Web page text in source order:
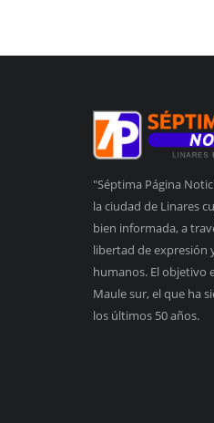
"Séptima Página
la ciudad de Linares
bien informada, a
libertad de expresión
humanos. El objetivo
Maule sur, el que ha
los últimos 50 años.